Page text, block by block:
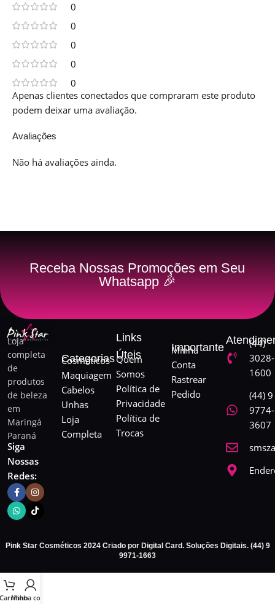
0
0
0
0
0
Avaliações
Não há avaliações ainda.
Apenas clientes conectados que compraram este produto
podem deixar uma avaliação.
Receba Nossas Promoções em Seu
Whatsapp 🎉
Loja
completa
de
produtos
de beleza
em
Maringá
Paraná
Siga
Nossas
Redes:
Categorias
Cosméticos
Maquiagem
Cabelos
Unhas
Loja
Completa
Links
Úteis
Quem
Somos
Política de
Privacidade
Política de
Trocas
Importante
Minha
Conta
Rastrear
Pedido
(44)
3028-
1600
(44) 9
9774-
3607
Pink Star Cosméticos 2024 Criado por Digital Card. Soluções Digitais. (44) 9
9971-1663
Carrinho
Minha conta